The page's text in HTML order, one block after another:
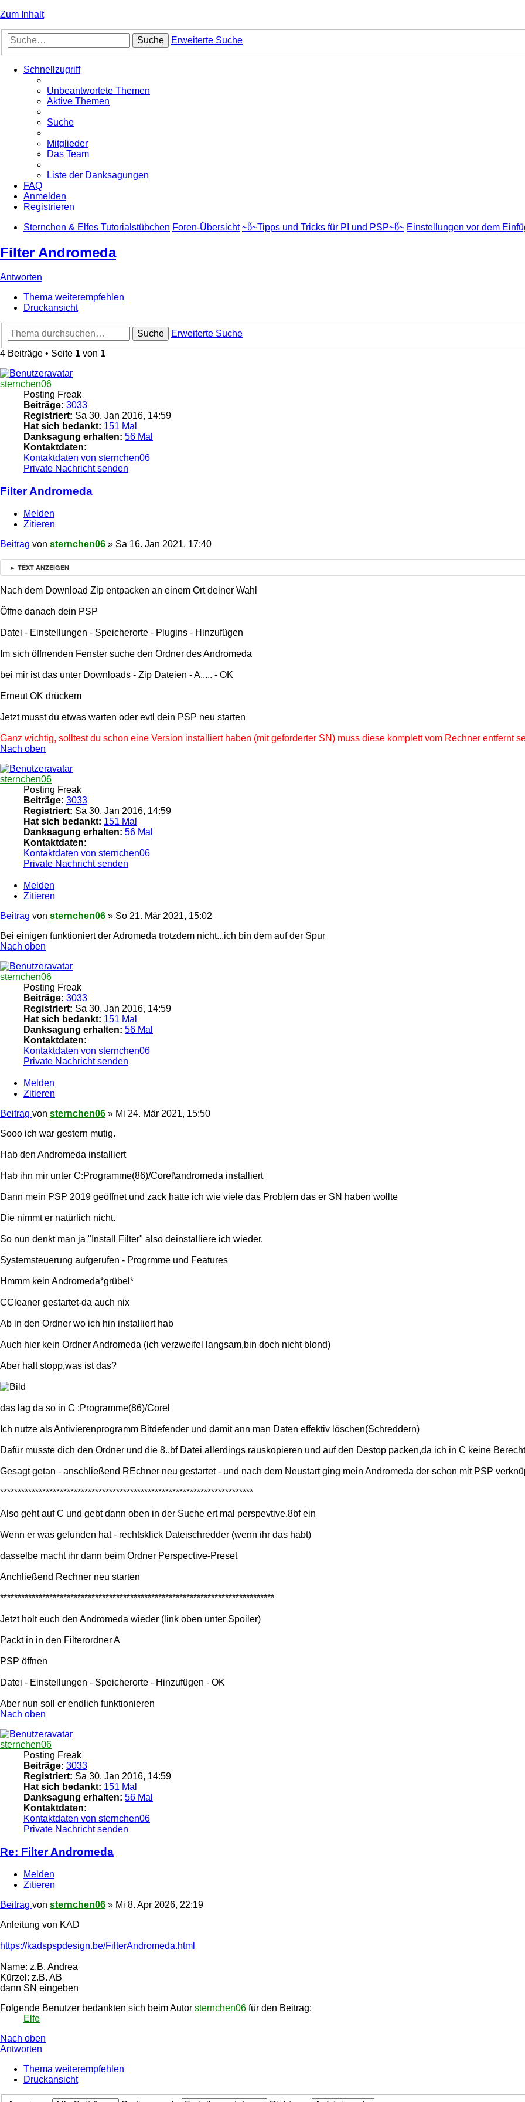
Zum Inhalt
Suche Erweiterte Suche
Schnellzugriff
Unbeantwortete Themen
Aktive Themen
Suche
Mitglieder
Das Team
Liste der Danksagungen
FAQ
Anmelden
Registrieren
Sternchen & Elfes Tutorialstübchen Foren-Übersicht ~წ~Tipps und Tricks für PI und PSP~წ~ Einstellungen vor dem
Filter Andromeda
Antworten
Thema weiterempfehlen
Druckansicht
Suche
Erweiterte Suche
4 Beiträge • Seite 1 von 1
sternchen06
Posting Freak
Beiträge: 3033
Registriert: Sa 30. Jan 2016, 14:59
Hat sich bedankt: 151 Mal
Danksagung erhalten: 56 Mal
Kontaktdaten:
Kontaktdaten von sternchen06
Private Nachricht senden
Filter Andromeda
Melden
Zitieren
Beitrag von sternchen06 » Sa 16. Jan 2021, 17:40
► TEXT ANZEIGEN
Nach dem Download Zip entpacken an einem Ort deiner Wahl
Öffne danach dein PSP
Datei - Einstellungen - Speicherorte - Plugins - Hinzufügen
Im sich öffnenden Fenster suche den Ordner des Andromeda
bei mir ist das unter Downloads - Zip Dateien - A..... - OK
Erneut OK drückem
Jetzt musst du etwas warten oder evtl dein PSP neu starten
Ganz wichtig, solltest du schon eine Version installiert haben (mit geforderter SN) muss diese komplett vom Rechner entfernt
Nach oben
sternchen06
Posting Freak
Beiträge: 3033
Registriert: Sa 30. Jan 2016, 14:59
Hat sich bedankt: 151 Mal
Danksagung erhalten: 56 Mal
Kontaktdaten:
Kontaktdaten von sternchen06
Private Nachricht senden
Melden
Zitieren
Beitrag von sternchen06 » So 21. Mär 2021, 15:02
Bei einigen funktioniert der Adromeda trotzdem nicht...ich bin dem auf der Spur
Nach oben
sternchen06
Posting Freak
Beiträge: 3033
Registriert: Sa 30. Jan 2016, 14:59
Hat sich bedankt: 151 Mal
Danksagung erhalten: 56 Mal
Kontaktdaten:
Kontaktdaten von sternchen06
Private Nachricht senden
Melden
Zitieren
Beitrag von sternchen06 » Mi 24. Mär 2021, 15:50
Sooo ich war gestern mutig.
Hab den Andromeda installiert
Hab ihn mir unter C:Programme(86)/Corel\andromeda installiert
Dann mein PSP 2019 geöffnet und zack hatte ich wie viele das Problem das er SN haben wollte
Die nimmt er natürlich nicht.
So nun denkt man ja "Install Filter" also deinstalliere ich wieder.
Systemsteuerung aufgerufen - Progrmme und Features
Hmmm kein Andromeda*grübel*
CCleaner gestartet-da auch nix
Ab in den Ordner wo ich hin installiert hab
Auch hier kein Ordner Andromeda (ich verzweifel langsam,bin doch nicht blond)
Aber halt stopp,was ist das?
das lag da so in C :Programme(86)/Corel
Ich nutze als Antivierenprogramm Bitdefender und damit ann man Daten effektiv löschen(Schreddern)
Dafür musste dich den Ordner und die 8..bf Datei allerdings rauskopieren und auf den Destop packen,da ich in C keine
Gesagt getan - anschließend REchner neu gestartet - und nach dem Neustart ging mein Andromeda der schon mit PSP
************************************************************************
Also geht auf C und gebt dann oben in der Suche ert mal perspevtive.8bf ein
Wenn er was gefunden hat - rechtsklick Dateischredder (wenn ihr das habt)
dasselbe macht ihr dann beim Ordner Perspective-Preset
Anchließend Rechner neu starten
******************************************************************************
Jetzt holt euch den Andromeda wieder (link oben unter Spoiler)
Packt in in den Filterordner A
PSP öffnen
Datei - Einstellungen - Speicherorte - Hinzufügen - OK
Aber nun soll er endlich funktionieren
Nach oben
sternchen06
Posting Freak
Beiträge: 3033
Registriert: Sa 30. Jan 2016, 14:59
Hat sich bedankt: 151 Mal
Danksagung erhalten: 56 Mal
Kontaktdaten:
Kontaktdaten von sternchen06
Private Nachricht senden
Re: Filter Andromeda
Melden
Zitieren
Beitrag von sternchen06 » Mi 8. Apr 2026, 22:19
Anleitung von KAD
https://kadspspdesign.be/FilterAndromeda.html
Name: z.B. Andrea
Kürzel: z.B. AB
dann SN eingeben
Folgende Benutzer bedankten sich beim Autor sternchen06 für den Beitrag:
Elfe
Nach oben
Antworten
Thema weiterempfehlen
Druckansicht